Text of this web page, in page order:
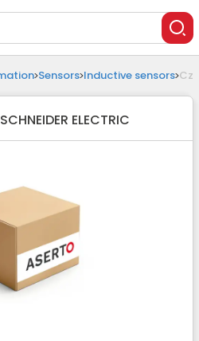
Sensors Inductive sensors
ELECTRIC